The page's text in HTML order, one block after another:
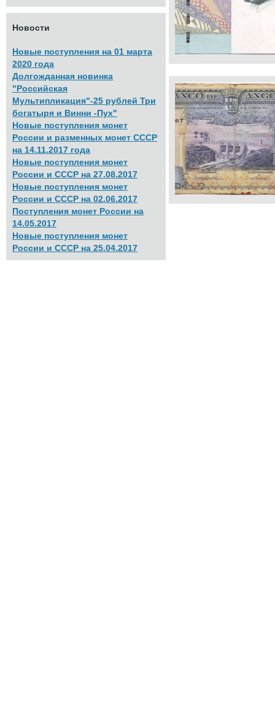
Новости
Новые поступления на 01 марта
2020 года
Долгожданная новинка
"Российская
Мультипликация"-25 рублей Три
богатыря и Винни -Пух"
Новые поступления монет
России и разменных монет СССР
на 14.11.2017 года
Новые поступления монет
России и СССР на 27.08.2017
Новые поступления монет
России и СССР на 02.06.2017
Поступления монет России на
14.05.2017
Новые поступления монет
России и СССР на 25.04.2017